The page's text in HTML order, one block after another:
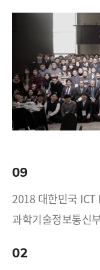
09
2018 대한민국 ICT
과학기술정보통신
02